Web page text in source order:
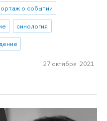
о событии
синология
27 октября 2021